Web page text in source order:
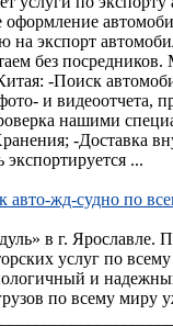
оформление
на экспорт
без
-Поиск
и видеоотчета,
нашими
-Доставка
...
авто-жд-судно по
в г. Ярославле.
услуг по
и
по всему миру